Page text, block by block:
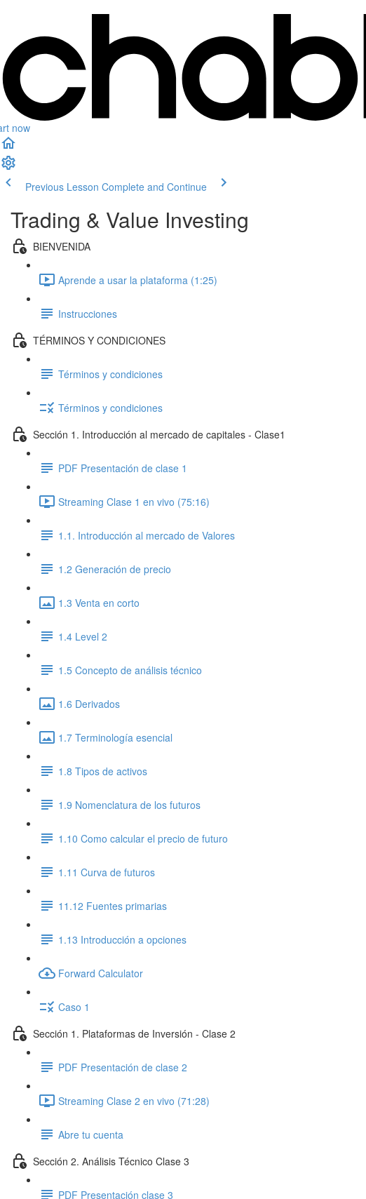
now
Previous Lesson Complete and Continue
Trading & Value Investing
BIENVENIDA
Aprende a usar la plataforma (1:25)
Instrucciones
TÉRMINOS Y CONDICIONES
Términos y condiciones
Términos y condiciones
Sección 1. Introducción al mercado de capitales - Clase1
PDF Presentación de clase 1
Streaming Clase 1 en vivo (75:16)
1.1. Introducción al mercado de Valores
1.2 Generación de precio
1.3 Venta en corto
1.4 Level 2
1.5 Concepto de análisis técnico
1.6 Derivados
1.7 Terminología esencial
1.8 Tipos de activos
1.9 Nomenclatura de los futuros
1.10 Como calcular el precio de futuro
1.11 Curva de futuros
11.12 Fuentes primarias
1.13 Introducción a opciones
Forward Calculator
Caso 1
Sección 1. Plataformas de Inversión - Clase 2
PDF Presentación de clase 2
Streaming Clase 2 en vivo (71:28)
Abre tu cuenta
Sección 2. Análisis Técnico Clase 3
PDF Presentación clase 3